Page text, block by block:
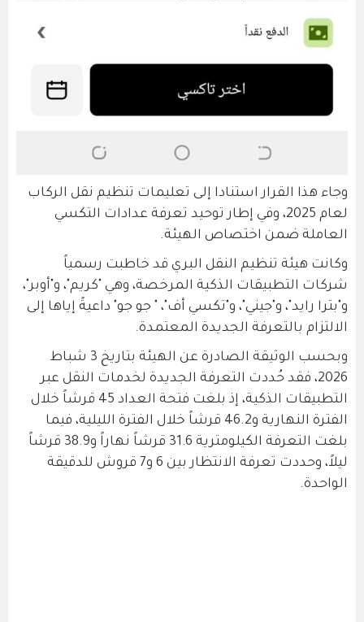
وجاء هذا القرار استنادا إلى تعليمات تنظيم نقل الركاب
لعام 2025، وفي إطار توحيد تعرفة عدادات التكسي
العاملة ضمن اختصاص الهيئة.
وكانت هيئة تنظيم النقل البري قد خاطبت رسمياً
شركات التطبيقات الذكية المرخصة، وهي "كريم"، و"أوبر"،
و"بترا رايد"، و"جيني"، و"تكسي أف"، " جو جو" داعيةً إياها إلى
الالتزام بالتعرفة الجديدة المعتمدة.
وبحسب الوثيقة الصادرة عن الهيئة بتاريخ 3 شباط
2026، فقد حُددت التعرفة الجديدة لخدمات النقل عبر
التطبيقات الذكية، إذ بلغت فتحة العداد 45 قرشاً خلال
الفترة النهارية و46.2 قرشاً خلال الفترة الليلية، فيما
بلغت التعرفة الكيلومترية 31.6 قرشاً نهاراً و38.9 قرشاً
ليلاً، وحددت تعرفة الانتظار بين 6 و7 قروش للدقيقة
الواحدة.